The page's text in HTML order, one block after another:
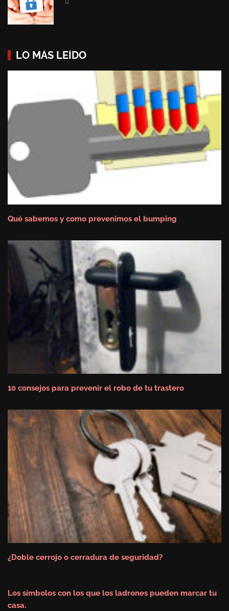
LO MÁS LEÍDO
Qué sabemos y como prevenimos el bumping
10 consejos para prevenir el robo de tu trastero
¿Doble cerrojo o cerradura de seguridad?
Los símbolos con los que los ladrones pueden marcar tu
casa.